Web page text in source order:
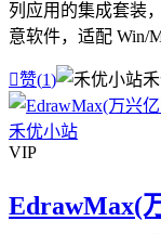
列应用的集成套装
意软件，适配 Win/
赞(1)
VIP
EdrawMax(